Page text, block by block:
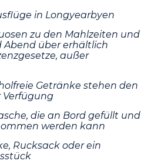
in Longyearbyen
zu den Mahlzeiten und
Abend über erhältlich
außer
Getränke stehen den
Verfügung
die an Bord gefüllt und
werden kann
Rucksack oder ein